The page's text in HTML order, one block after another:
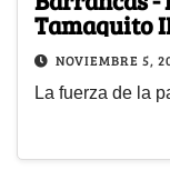
Tamaquito
NOVIEMBRE 5,
La fuerza de la